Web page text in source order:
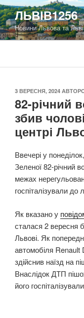
Перейти
до
вмісту
ЛЬВІВ1256
Новини Львова та
ОПУБЛІКОВАНО
3 ВЕРЕСНЯ, 2024
82-річний
збив
центрі
Ввечері у
Зеленої 82-річний
межах
госпіталізували до
Як вказано у
сталася 2 вересня
Львові. Як
автомобіля Renault
здійснив наїзд на
Внаслідок ДТП
його